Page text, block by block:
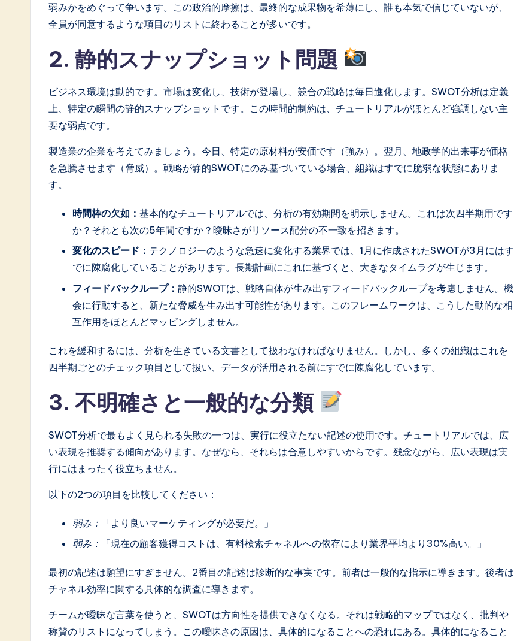
ti
弱みかをめぐって争います。この政治的摩擦は、最終的な成果物を希薄にし、誰も本気で信じていないが、
全員が同意するような項目のリストに終わることが多いです。
2. 静的スナップショット問題
ビジネス環境は動的です。市場は変化し、技術が登場し、競合の戦略は毎日進化します。SWOT分析は定義
上、特定の瞬間の静的スナップショットです。この時間的制約は、チュートリアルがほとんど強調しない主
要な弱点です。
製造業の企業を考えてみましょう。今日、特定の原材料が安価です（強み）。翌月、地政学的出来事が価格
を急騰させます（脅威）。戦略が静的SWOTにのみ基づいている場合、組織はすでに脆弱な状態にありま
す。
時間枠の欠如： 基本的なチュートリアルでは、分析の有効期間を明示しません。これは次四半期用です
か？それとも次の5年間ですか？曖昧さがリソース配分の不一致を招きます。
変化のスピード： テクノロジーのような急速に変化する業界では、1月に作成されたSWOTが3月にはす
でに陳腐化していることがあります。長期計画にこれに基づくと、大きなタイムラグが生じます。
フィードバックループ： 静的SWOTは、戦略自体が生み出すフィードバックループを考慮しません。機
会に行動すると、新たな脅威を生み出す可能性があります。このフレームワークは、こうした動的な相
互作用をほとんどマッピングしません。
これを緩和するには、分析を生きている文書として扱わなければなりません。しかし、多くの組織はこれを
四半期ごとのチェック項目として扱い、データが活用される前にすでに陳腐化しています。
3. 不明確さと一般的な分類
SWOT分析で最もよく見られる失敗の一つは、実行に役立たない記述の使用です。チュートリアルでは、広
い表現を推奨する傾向があります。なぜなら、それらは合意しやすいからです。残念ながら、広い表現は実
行にはまったく役立ちません。
以下の2つの項目を比較してください：
弱み：
「より良いマーケティングが必要だ。」
弱み：
「現在の顧客獲得コストは、有料検索チャネルへの依存により業界平均より30%高い。」
最初の記述は願望にすぎません。2番目の記述は診断的な事実です。前者は一般的な指示に導きます。後者は
チャネル効率に関する具体的な調査に導きます。
チームが曖昧な言葉を使うと、SWOTは方向性を提供できなくなる。それは戦略的マップではなく、批判や
称賛のリストになってしまう。この曖昧さの原因は、具体的になることへの恐れにある。具体的になること